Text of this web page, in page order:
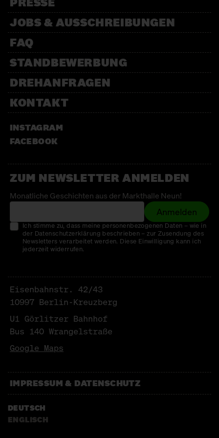
JOBS & AUSSCHREIBUNGEN
FAQ
STANDBEWERBUNG
DREHANFRAGEN
KONTAKT
INSTAGRAM
FACEBOOK
ZUM NEWSLETTER ANMELDEN
Monatliche Geschichten aus der Markthalle Neun!
Anmelden
Ich stimme zu, dass meine personenbezogenen Daten – wie in
der Datenschutzerklärung beschrieben – zur Zusendung des
Newsletters verarbeitet werden. Diese Einwilligung kann ich
jederzeit widerrufen.
Eisenbahnstr. 42/43
10997 Berlin-Kreuzberg
U1 Görlitzer Bahnhof
Bus 140 Wrangelstraße
Google Maps
IMPRESSUM & DATENSCHUTZ
DEUTSCH
ENGLISCH